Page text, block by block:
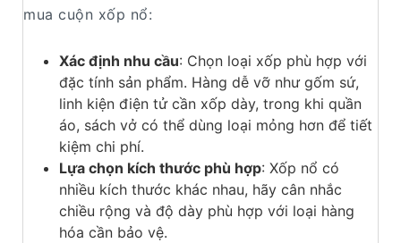
mua cuộn xốp nổ:
Xác định nhu cầu: Chọn loại xốp phù hợp với
đặc tính sản phẩm. Hàng dễ vỡ như gốm sứ,
linh kiện điện tử cần xốp dày, trong khi quần
áo, sách vở có thể dùng loại mỏng hơn để tiết
kiệm chi phí.
Lựa chọn kích thước phù hợp: Xốp nổ có
nhiều kích thước khác nhau, hãy cân nhắc
chiều rộng và độ dày phù hợp với loại hàng
hóa cần bảo vệ.